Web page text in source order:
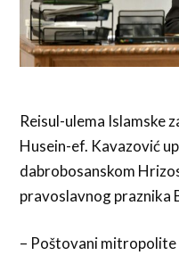
Reisul-ulema Islamske
Husein-ef. Kavazović
dabrobosanskom
pravoslavnog praznika
– Poštovani